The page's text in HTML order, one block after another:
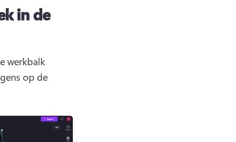
in de
werkbalk
op de